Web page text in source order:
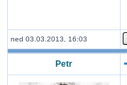
ned 03.03.2013, 16:03
Petr